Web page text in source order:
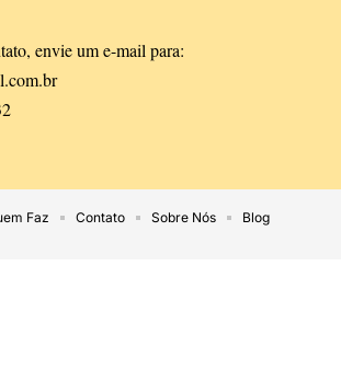
envie um e-mail para:
Faz Contato Sobre Nós Blog